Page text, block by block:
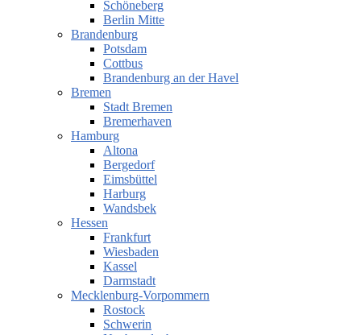
Schöneberg
Berlin Mitte
Brandenburg
Potsdam
Cottbus
Brandenburg an der Havel
Bremen
Stadt Bremen
Bremerhaven
Hamburg
Altona
Bergedorf
Eimsbüttel
Harburg
Wandsbek
Hessen
Frankfurt
Wiesbaden
Kassel
Darmstadt
Mecklenburg-Vorpommern
Rostock
Schwerin